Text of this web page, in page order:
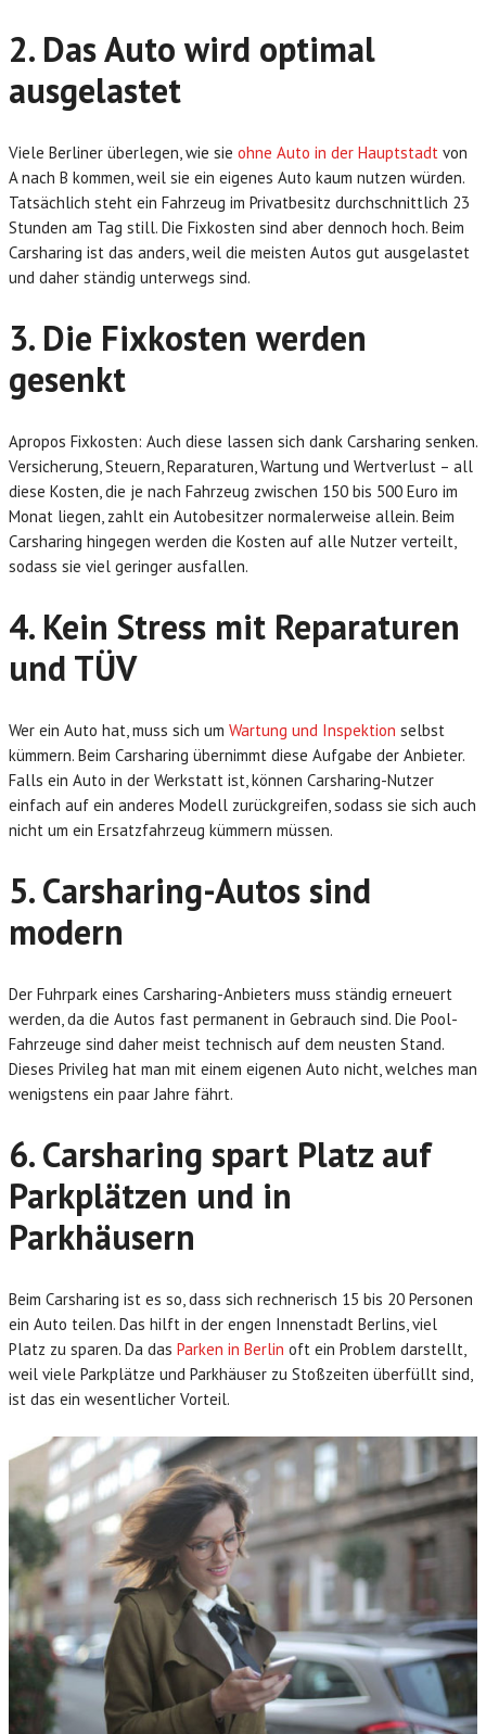
2. Das Auto wird optimal
ausgelastet
Viele Berliner überlegen, wie sie ohne Auto in der Hauptstadt von
A nach B kommen, weil sie ein eigenes Auto kaum nutzen würden.
Tatsächlich steht ein Fahrzeug im Privatbesitz durchschnittlich 23
Stunden am Tag still. Die Fixkosten sind aber dennoch hoch. Beim
Carsharing ist das anders, weil die meisten Autos gut ausgelastet
und daher ständig unterwegs sind.
3. Die Fixkosten werden
gesenkt
Apropos Fixkosten: Auch diese lassen sich dank Carsharing senken.
Versicherung, Steuern, Reparaturen, Wartung und Wertverlust – all
diese Kosten, die je nach Fahrzeug zwischen 150 bis 500 Euro im
Monat liegen, zahlt ein Autobesitzer normalerweise allein. Beim
Carsharing hingegen werden die Kosten auf alle Nutzer verteilt,
sodass sie viel geringer ausfallen.
4. Kein Stress mit Reparaturen
und TÜV
Wer ein Auto hat, muss sich um Wartung und Inspektion selbst
kümmern. Beim Carsharing übernimmt diese Aufgabe der Anbieter.
Falls ein Auto in der Werkstatt ist, können Carsharing-Nutzer
einfach auf ein anderes Modell zurückgreifen, sodass sie sich auch
nicht um ein Ersatzfahrzeug kümmern müssen.
5. Carsharing-Autos sind
modern
Der Fuhrpark eines Carsharing-Anbieters muss ständig erneuert
werden, da die Autos fast permanent in Gebrauch sind. Die Pool-
Fahrzeuge sind daher meist technisch auf dem neusten Stand.
Dieses Privileg hat man mit einem eigenen Auto nicht, welches man
wenigstens ein paar Jahre fährt.
6. Carsharing spart Platz auf
Parkplätzen und in
Parkhäusern
Beim Carsharing ist es so, dass sich rechnerisch 15 bis 20 Personen
ein Auto teilen. Das hilft in der engen Innenstadt Berlins, viel
Platz zu sparen. Da das Parken in Berlin oft ein Problem darstellt,
weil viele Parkplätze und Parkhäuser zu Stoßzeiten überfüllt sind,
ist das ein wesentlicher Vorteil.